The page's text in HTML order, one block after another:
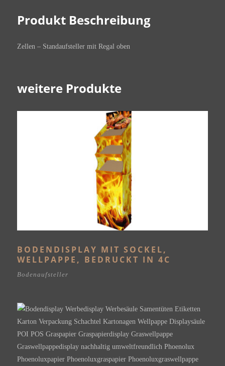
Produkt Beschreibung
Zellen – Standaufsteller mit Regal oben
weitere Produkte
BODENDISPLAY MIT SOCKEL,
WELLPAPPE, BEDRUCKT IN 4C
Bodenaufsteller